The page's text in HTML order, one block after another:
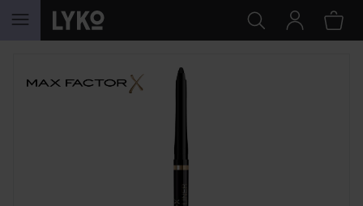
HOPPA TILL INNEHÅLLET
HOPPA ÖVER SEKTIONEN